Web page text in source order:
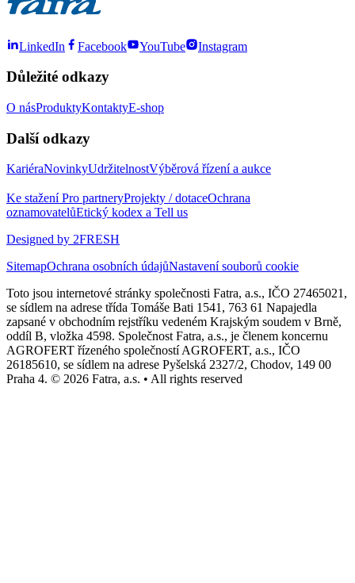
LinkedIn Facebook YouTube Instagram
Důležité odkazy
O násProduktyKontaktyE-shop
Další odkazy
KariéraNovinkyUdržitelnostVýběrová řízení a aukce
Ke staženíPro partneryProjekty / dotaceOchrana
oznamovatelůEtický kodex a Tell us
Designed by 2FRESH
SitemapOchrana osobních údajůNastavení souborů cookie
Toto jsou internetové stránky společnosti Fatra, a.s., IČO 27465021,
se sídlem na adrese třída Tomáše Bati 1541, 763 61 Napajedla
zapsané v obchodním rejstříku vedeném Krajským soudem v Brně,
oddíl B, vložka 4598. Společnost Fatra, a.s., je členem koncernu
AGROFERT řízeného společností AGROFERT, a.s., IČO
26185610, se sídlem na adrese Pyšelská 2327/2, Chodov, 149 00
Praha 4. © 2026 Fatra, a.s. • All rights reserved